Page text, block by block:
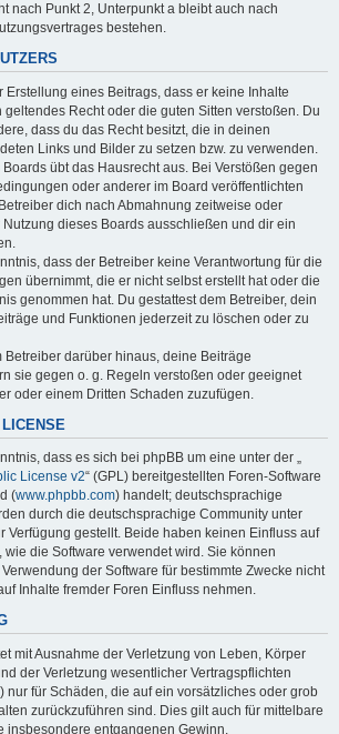
nach Punkt 2, Unterpunkt a bleibt auch nach
bestehen.
Erstellung eines Beitrags, dass er keine Inhalte
geltendes Recht oder die guten Sitten verstoßen. Du
dass du das Recht besitzt, die in deinen
Links und Bilder zu setzen bzw. zu verwenden.
übt das Hausrecht aus. Bei Verstößen gegen
oder anderer im Board veröffentlichten
dich nach Abmahnung zeitweise oder
dieses Boards ausschließen und dir ein
dass der Betreiber keine Verantwortung für die
übernimmt, die er nicht selbst erstellt hat oder die
genommen hat. Du gestattest dem Betreiber, dein
und Funktionen jederzeit zu löschen oder zu
Betreiber darüber hinaus, deine Beiträge
sie gegen o. g. Regeln verstoßen oder geeignet
oder einem Dritten Schaden zuzufügen.
dass es sich bei phpBB um eine unter der „
License v2“ (GPL) bereitgestellten Foren-Software
(www.phpbb.com) handelt; deutschsprachige
durch die deutschsprachige Community unter
Verfügung gestellt. Beide haben keinen Einfluss auf
wie die Software verwendet wird. Sie können
der Software für bestimmte Zwecke nicht
Inhalte fremder Foren Einfluss nehmen.
mit Ausnahme der Verletzung von Leben, Körper
der Verletzung wesentlicher Vertragspflichten
nur für Schäden, die auf ein vorsätzliches oder grob
zurückzuführen sind. Dies gilt auch für mittelbare
insbesondere entgangenen Gewinn.